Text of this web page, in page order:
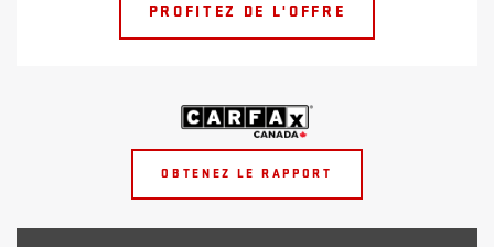
OBTENEZ LE RAPPORT
PROFITEZ DE L'OFFRE